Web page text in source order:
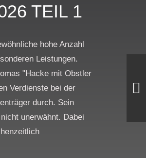
TEIL 1
hohe Anzahl
Leistungen.
"Hacke mit Obstler
Verdienste bei der
durch. Sein
unerwähnt. Dabei